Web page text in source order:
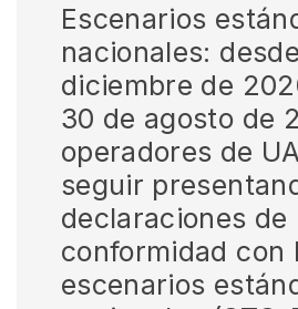
Escenarios
nacionales:
diciembre de
30 de agosto de
operadores de
seguir
declaraciones de
conformidad con
escenarios